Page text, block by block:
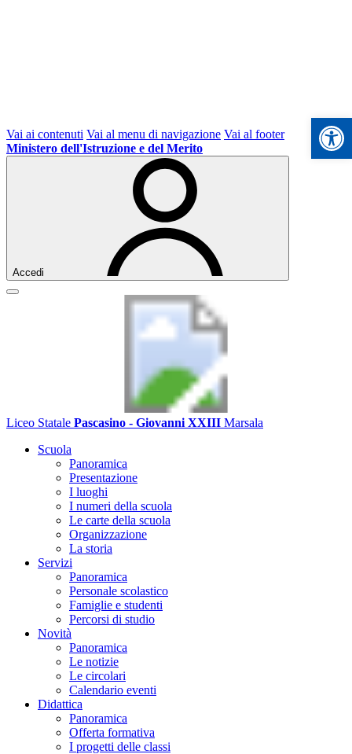
Vai ai contenuti Vai al menu di navigazione Vai al footer
Ministero dell'Istruzione e del Merito
Accedi
Liceo Statale Pascasino - Giovanni XXIII Marsala
Scuola
Panoramica
Presentazione
I luoghi
I numeri della scuola
Le carte della scuola
Organizzazione
La storia
Servizi
Panoramica
Personale scolastico
Famiglie e studenti
Percorsi di studio
Novità
Panoramica
Le notizie
Le circolari
Calendario eventi
Didattica
Panoramica
Offerta formativa
I progetti delle classi
Apri la